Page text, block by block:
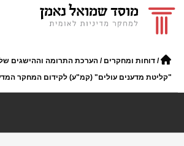
/ דוחות ומחקרים / הערכת התרומה וההישגים
"קליטת מדענים עולים" (קמ"ע) לקידום המחקר